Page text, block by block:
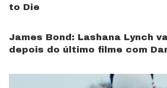
to Die
James Bond: Lashana Lynch
depois do último filme com